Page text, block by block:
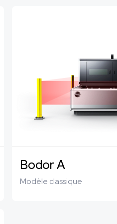
Bodor A
Modèle classique